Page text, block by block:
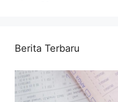
Berita Terbaru